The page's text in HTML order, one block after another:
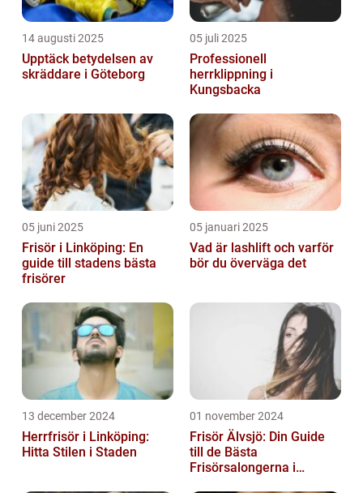
14 augusti 2025
Upptäck betydelsen av
skräddare i Göteborg
05 juli 2025
Professionell
herrklippning i
Kungsbacka
05 juni 2025
Frisör i Linköping: En
guide till stadens bästa
frisörer
05 januari 2025
Vad är lashlift och varför
bör du överväga det
13 december 2024
Herrfrisör i Linköping:
Hitta Stilen i Staden
01 november 2024
Frisör Älvsjö: Din Guide
till de Bästa
Frisörsalongerna i